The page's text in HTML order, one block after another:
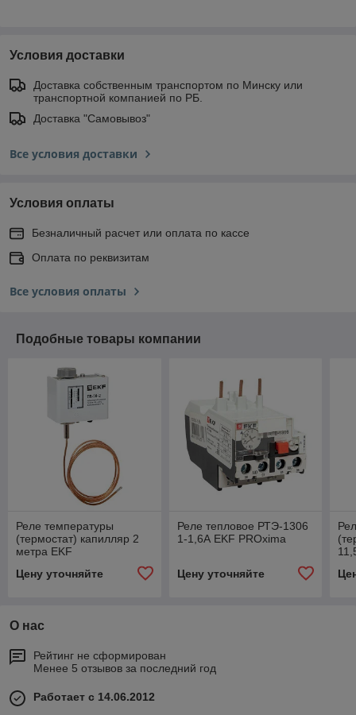
Условия доставки
Доставка собственным транспортом по Минску или
транспортной компанией по РБ.
Доставка "Самовывоз"
Все условия доставки
Условия оплаты
Безналичный расчет или оплата по кассе
Оплата по реквизитам
Все условия оплаты
Подобные товары компании
Реле температуры
(термостат) капилляр 2
метра EKF
Цену уточняйте
Реле тепловое РТЭ-1306
1-1,6А EKF PROxima
Цену уточняйте
О нас
Рейтинг не сформирован
Менее 5 отзывов за последний год
Работает с 14.06.2012